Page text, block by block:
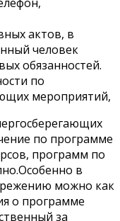
актов, в
человек
обязанностей.
по
мероприятий,
по программе
программ по
в
можно как
о программе
за